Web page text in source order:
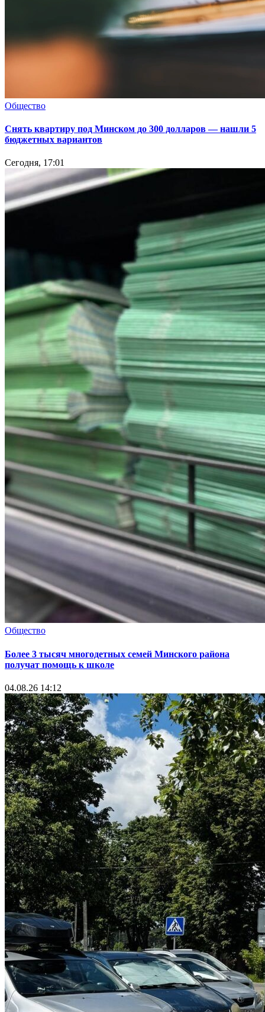
Общество
Снять квартиру под Минском до 300 долларов — нашли 5
бюджетных вариантов
Сегодня, 17:01
Общество
Более 3 тысяч многодетных семей Минского района
получат помощь к школе
04.08.26 14:12